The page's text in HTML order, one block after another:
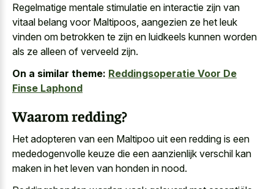
Regelmatige mentale stimulatie en interactie zijn van
vitaal belang voor Maltipoos, aangezien ze het leuk
vinden om betrokken te zijn en luidkeels kunnen worden
als ze alleen of verveeld zijn.
On a similar theme: Reddingsoperatie Voor De
Finse Laphond
Waarom redding?
Het adopteren van een Maltipoo uit een redding is een
mededogenvolle keuze die een aanzienlijk verschil kan
maken in het leven van honden in nood.